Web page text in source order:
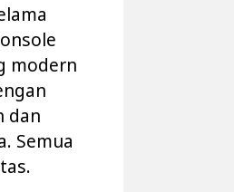
modern
dan
Semua